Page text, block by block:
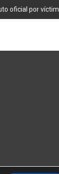
oficial por